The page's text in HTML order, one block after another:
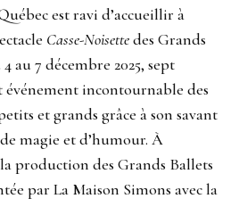
est ravi d’accueillir à
Casse-Noisettedes Grands
au 7 décembre 2025, sept
événement incontournable des
et grands grâce à son savant
magie et d’humour. À
production des Grands Ballets
par La Maison Simons avec la